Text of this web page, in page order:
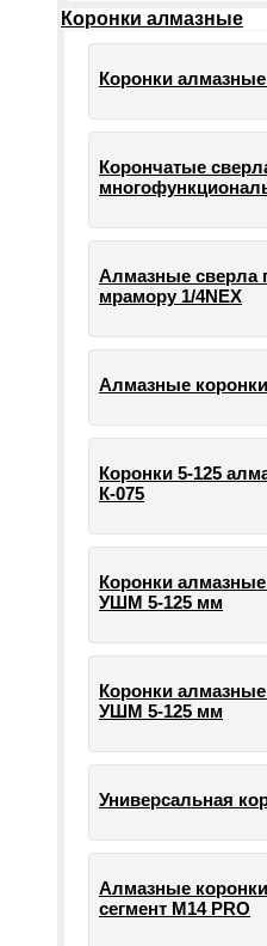
Коронки алмазные
Коронки
Корончатые
Алмазные сверла
мрамору 1/4NEX
Алмазные
Коронки 5-125
К-075
Коронки
УШМ 5-125 мм
Коронки
УШМ 5-125 мм
Универсальная
Алмазные коронки
сегмент М14 PRO